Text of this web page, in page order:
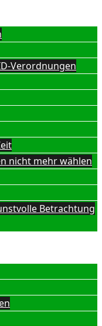
Verordnungen
nicht mehr wählen
Betrachtung